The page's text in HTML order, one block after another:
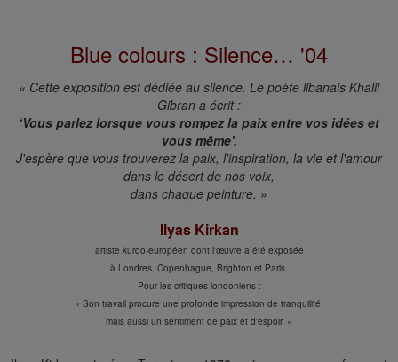
Blue colours : Silence… '04
« Cette exposition est dédiée au silence. Le poète libanais Khalil
Gibran a écrit :
‘Vous parlez lorsque vous rompez la paix entre vos idées et
vous même'.
J'espère que vous trouverez la paix, l'inspiration, la vie et l'amour
dans le désert de nos voix,
dans chaque peinture. »
Ilyas Kirkan
artiste kurdo-européen dont l'œuvre a été exposée
à Londres, Copenhague, Brighton et Paris.
Pour les critiques londoniens :
« Son travail procure une profonde impression de tranquilité,
mais aussi un sentiment de paix et d'espoir. »